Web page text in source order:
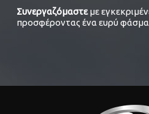
Συνεργαζόμαστεμε
προσφέροντας ένα ευρύ